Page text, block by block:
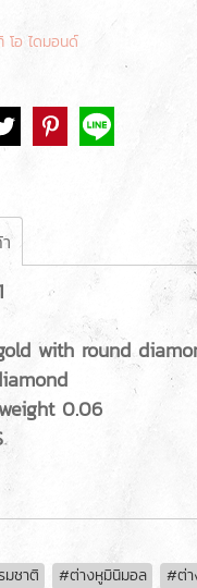
โอ ไดมอนด์
with round
0.06
มชาติ #ต่างหูมินิมอล #ต่า